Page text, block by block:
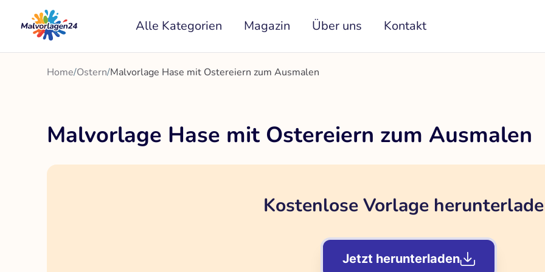
Inhalt
springen
Alle Kategorien Magazin Über uns Kontakt
Home/Ostern/Malvorlage Hase mit Ostereiern zum Ausmalen
Malvorlage Hase mit Ostereiern zum Ausmalen
Kostenlose Vorlage
Jetzt herunterladen